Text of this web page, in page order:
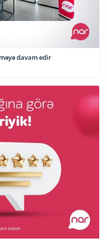
davam edir